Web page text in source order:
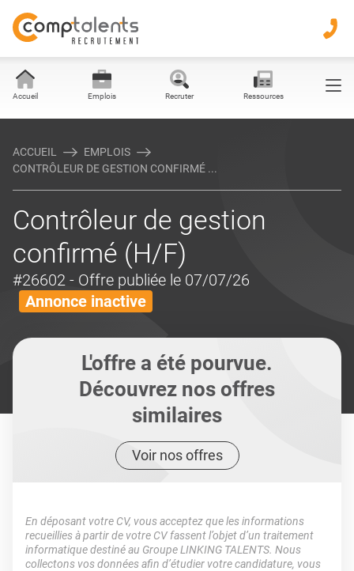
Accueil Emplois Recruter Ressources
ACCUEIL
EMPLOIS
CONTRÔLEUR DE GESTION CONFIRMÉ ...
Contrôleur de gestion
confirmé (H/F)
#26602 - Offre publiée le 07/07/26
Annonce inactive
L'offre a été pourvue.
Découvrez nos offres
similaires
Voir nos offres
En déposant votre CV, vous acceptez que les informations
recueillies à partir de votre CV fassent l’objet d’un traitement
informatique destiné au Groupe LINKING TALENTS. Nous
collectons vos données afin d’étudier votre candidature, vous